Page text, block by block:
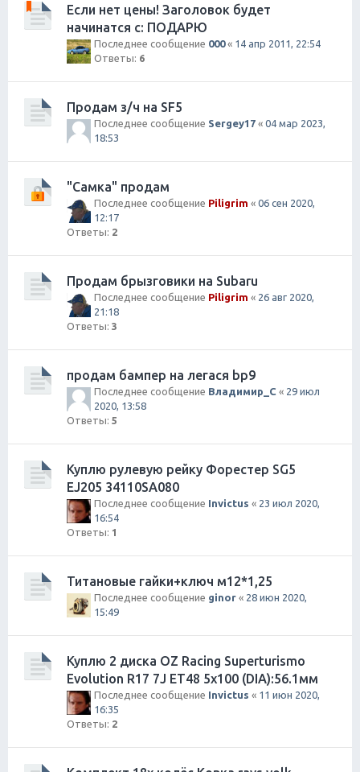
Если нет цены! Заголовок будет
начинатся с: ПОДАРЮ
Последнее сообщение 000« 14 апр 2011, 22:54
Ответы: 6
Продам з/ч на SF5
Последнее сообщение Sergey17 « 04 мар 2023,
18:53
"Самка" продам
Последнее сообщение Piligrim « 06 сен 2020,
12:17
Ответы: 2
Продам брызговики на Subaru
Последнее сообщение Piligrim « 26 авг 2020,
21:18
Ответы: 3
продам бампер на легася bp9
Последнее сообщение Владимир_С « 29 июл
2020, 13:58
Ответы: 5
Куплю рулевую рейку Форестер SG5
EJ205 34110SA080
Последнее сообщение Invictus « 23 июл 2020,
16:54
Ответы: 1
Титановые гайки+ключ м12*1,25
Последнее сообщение ginor « 28 июн 2020,
15:49
Куплю 2 диска OZ Racing Superturismo
Evolution R17 7J ET48 5х100 (DIA):56.1мм
Последнее сообщение Invictus « 11 июн 2020,
16:35
Ответы: 2